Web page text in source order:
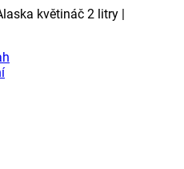
květináč 2 litry |